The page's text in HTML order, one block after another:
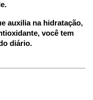
auxilia na hidratação,
você tem
diário.